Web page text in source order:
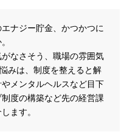
ナジー貯金、かつかつに
なさそう、職場の雰囲気
みは、制度を整えると解
メンタルヘルスなど目下
度の構築など先の経営課
ます。